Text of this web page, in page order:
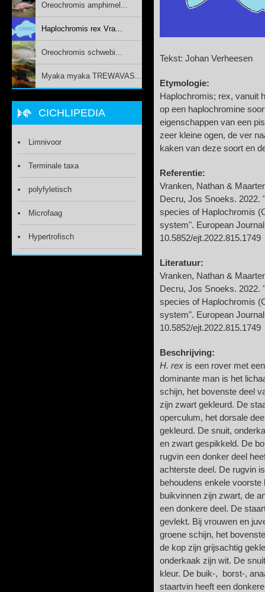
Tekst: Johan Verheesen
Etymologie:
Haplochromis; rex, vanuit
op een haplochromine
eigenschappen van een
zeer kleine ogen, de ver
kaken van deze soort en
Referentie:
Vranken, Nathan &
Decru, Jos Snoeks. 2022.
species of Haplochromis
system". European
10.5852/ejt.2022.815.1749
Literatuur:
Vranken, Nathan &
Decru, Jos Snoeks. 2022.
species of Haplochromis
system". European
10.5852/ejt.2022.815.1749
Beschrijving:
H. rex is een rover met
dominante man is het
schijn, het bovenste deel
zijn zwart gekleurd. De
operculum, het dorsale
gekleurd. De snuit,
en zwart gespikkeld. De
rugvin een donker deel
achterste deel. De rugvin
behoudens enkele
buikvinnen zijn zwart, de
een donkere deel. De
gevlekt. Bij vrouwen en
groene schijn, het
de kop zijn grijsachtig
onderkaak zijn wit. De
kleur. De buik-, borst-,
staartvin heeft een
Oreochromis amphimel...
Haplochromis rex Vra...
Oreochromis schwebi...
Myaka myaka TREWAVAS...
CICHLIPEDIA
Limnivoor
Terminale taxa
polyfyletisch
Microfaag
Hypertrofisch